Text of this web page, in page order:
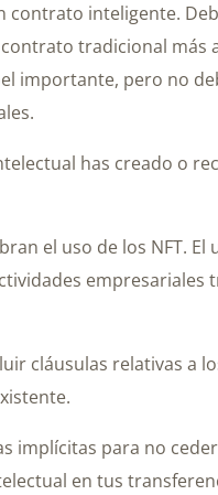
inteligente.
tradicional más
importante, pero no
has creado o
el uso de los NFT. El
empresariales
cláusulas relativas a
implícitas para no
en tus